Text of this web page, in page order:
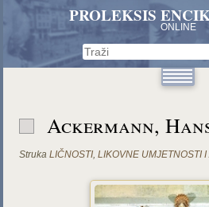
PROLEKSIS
ONLINE
Ackermann,
Struka LIČNOSTI,LIKOVNE UMJETNOSTI